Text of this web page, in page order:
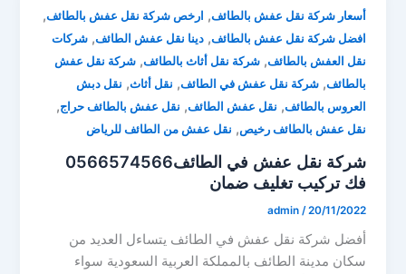
أسعار شركة نقل عفش بالطائف, ارخص شركة نقل عفش بالطائف,
افضل شركة نقل عفش بالطائف,دينا نقل عفش الطائف,شركات
نقل العفش بالطائف,شركة نقل أثاث بالطائف,شركة نقل عفش
بالطائف,شركة نقل عفش في الطائف, نقل أثاث, نقل دبش
العروس بالطائف, نقل عفش الطائف, نقل عفش بالطائف حراج,
نقل عفش بالطائف رخيص, نقل عفش من الطائف للرياض
شركة نقل عفش في الطائف0566574566
فك تركيب تغليف ضمان
admin /20/11/2022
أفضل شركة نقل عفش في الطائف يتساءل العديد من
سكان مدينة الطائف بالمملكة العربية السعودية سواء